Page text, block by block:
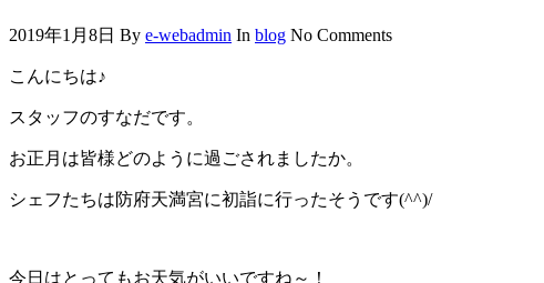
2019年1月8日 By e-webadmin In blog No Comments
こんにちは♪
スタッフのすなだです。
お正月は皆様どのように過ごされましたか。
シェフたちは防府天満宮に初詣に行ったそうです(^^)/
今日はとってもお天気がいいですね～！